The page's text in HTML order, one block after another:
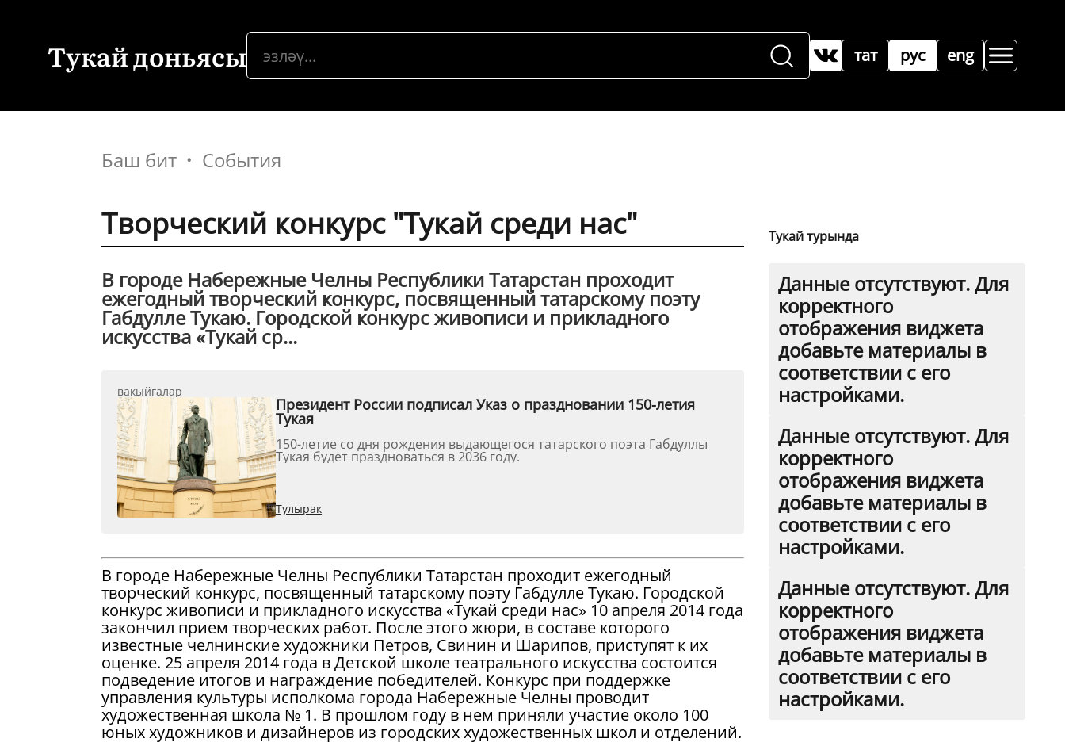
Тукай доньясы рус
тат eng
Баш бит События
Творческий конкурс "Тукай среди нас"
В городе Набережные Челны Республики Татарстан проходит
ежегодный творческий конкурс, посвященный татарскому поэту
Габдулле Тукаю. Городской конкурс живописи и прикладного
искусства «Тукай ср...
вакыйгалар
Президент России подписал Указ о праздновании 150-летия
Тукая
150-летие со дня рождения выдающегося татарского поэта Габдуллы
Тукая будет праздноваться в 2036 году.
Тулырак
В городе Набережные Челны Республики Татарстан проходит ежегодный
творческий конкурс, посвященный татарскому поэту Габдулле Тукаю. Городской
конкурс живописи и прикладного искусства «Тукай среди нас» 10 апреля 2014 года
закончил прием творческих работ. После этого жюри, в составе которого
известные челнинские художники Петров, Свинин и Шарипов, приступят к их
оценке. 25 апреля 2014 года в Детской школе театрального искусства состоится
подведение итогов и награждение победителей. Конкурс при поддержке
управления культуры исполкома города Набережные Челны проводит
художественная школа № 1. В прошлом году в нем приняли участие около 100
юных художников и дизайнеров из городских художественных школ и отделений.
Тукай турында
Данные отсутствуют. Для
корректного
отображения виджета
добавьте материалы в
соответствии с его
настройками.
Данные отсутствуют. Для
корректного
отображения виджета
добавьте материалы в
соответствии с его
настройками.
Данные отсутствуют. Для
корректного
отображения виджета
добавьте материалы в
соответствии с его
настройками.